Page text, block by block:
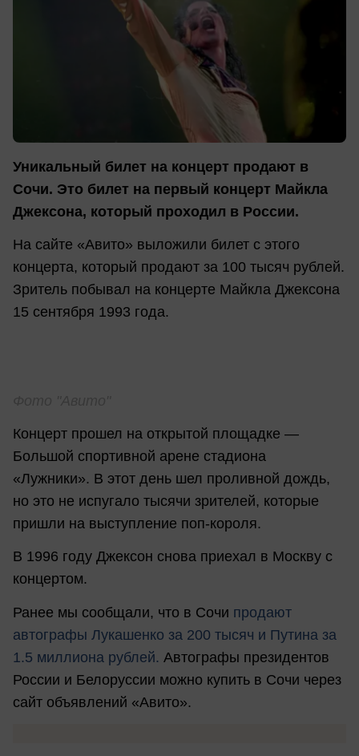
Уникальный билет на концерт продают в
Сочи. Это билет на первый концерт Майкла
Джексона, который проходил в России.
На сайте «Авито» выложили билет с этого
концерта, который продают за 100 тысяч рублей.
Зритель побывал на концерте Майкла Джексона
15 сентября 1993 года.
Концерт прошел на открытой площадке —
Большой спортивной арене стадиона
«Лужники». В этот день шел проливной дождь,
но это не испугало тысячи зрителей, которые
пришли на выступление поп-короля.
В 1996 году Джексон снова приехал в Москву с
концертом.
Ранее мы сообщали, что в Сочи продают
автографы Лукашенко за 200 тысяч и Путина за
1.5 миллиона рублей. Автографы президентов
России и Белоруссии можно купить в Сочи через
сайт объявлений «Авито».